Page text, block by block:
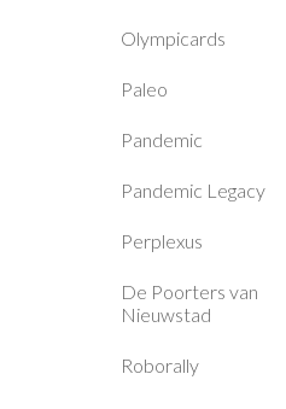
Olympicards
Paleo
Pandemic
Pandemic Legacy
Perplexus
De Poorters van
Nieuwstad
Roborally